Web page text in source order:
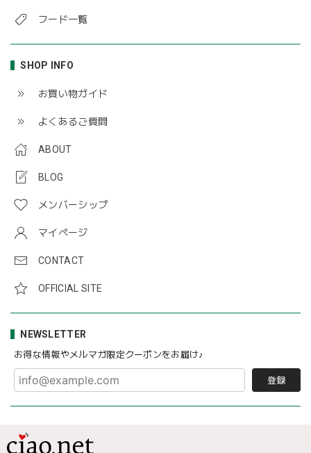
フード一覧
SHOP INFO
お買い物ガイド
よくあるご質問
ABOUT
BLOG
メンバーシップ
マイページ
CONTACT
OFFICIAL SITE
NEWSLETTER
お得な情報やメルマガ限定クーポンをお届け♪
登録